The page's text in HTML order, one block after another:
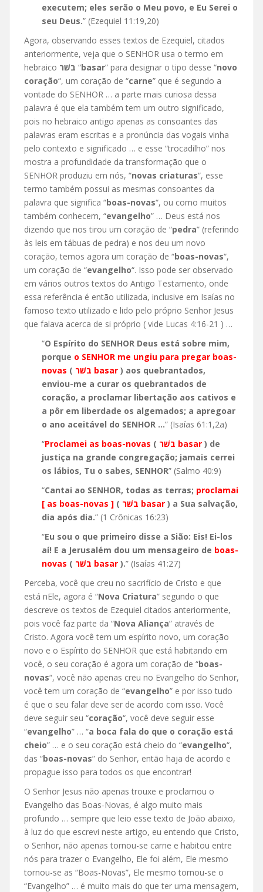
executem; eles serão o Meu povo, e Eu Serei o
seu Deus.” (Ezequiel 11:19,20)
Agora, observando esses textos de Ezequiel, citados
anteriormente, veja que o SENHOR usa o termo em
hebraico
“basar” para designar o tipo desse “novo
coração“, um coração de “carne” que é segundo a
vontade do SENHOR … a parte mais curiosa dessa
palavra é que ela também tem um outro significado,
pois no hebraico antigo apenas as consoantes das
palavras eram escritas e a pronúncia das vogais vinha
pelo contexto e significado … e esse “trocadilho” nos
mostra a profundidade da transformação que o
SENHOR produziu em nós, “novas criaturas“, esse
termo também possui as mesmas consoantes da
palavra que significa “boas-novas“, ou como muitos
também conhecem, “evangelho” … Deus está nos
dizendo que nos tirou um coração de “pedra” (referindo
às leis em tábuas de pedra) e nos deu um novo
coração, temos agora um coração de “boas-novas“,
um coração de “evangelho“. Isso pode ser observado
em vários outros textos do Antigo Testamento, onde
essa referência é então utilizada, inclusive em Isaías no
famoso texto utilizado e lido pelo próprio Senhor Jesus
que falava acerca de si próprio ( vide Lucas 4:16-21 ) …
“O Espírito do SENHOR Deus está sobre mim,
porque o SENHOR me ungiu para pregar boas-
novas ( בשׁר basar ) aos quebrantados,
enviou-me a curar os quebrantados de
coração, a proclamar libertação aos cativos e
a pôr em liberdade os algemados; a apregoar
o ano aceitável do SENHOR …” (Isaías 61:1,2a)
“Proclamei as boas-novas ( בשׁר basar ) de
justiça na grande congregação; jamais cerrei
os lábios, Tu o sabes, SENHOR” (Salmo 40:9)
“Cantai ao SENHOR, todas as terras; proclamai
[ as boas-novas ] ( בשׁר basar ) a Sua salvação,
dia após dia.” (1 Crônicas 16:23)
“Eu sou o que primeiro disse a Sião: Eis! Ei-los
aí! E a Jerusalém dou um mensageiro de boas-
novas ( בשׁר basar ).” (Isaías 41:27)
Perceba, você que creu no sacrifício de Cristo e que
está nEle, agora é “Nova Criatura” segundo o que
descreve os textos de Ezequiel citados anteriormente,
pois você faz parte da “Nova Aliança” através de
Cristo. Agora você tem um espírito novo, um coração
novo e o Espírito do SENHOR que está habitando em
você, o seu coração é agora um coração de “boas-
novas“, você não apenas creu no Evangelho do Senhor,
você tem um coração de “evangelho” e por isso tudo
é que o seu falar deve ser de acordo com isso. Você
deve seguir seu “coração“, você deve seguir esse
“evangelho” … “a boca fala do que o coração está
cheio” … e o seu coração está cheio do “evangelho“,
das “boas-novas” do Senhor, então haja de acordo e
propague isso para todos os que encontrar!
O Senhor Jesus não apenas trouxe e proclamou o
Evangelho das Boas-Novas, é algo muito mais
profundo … sempre que leio esse texto de João abaixo,
à luz do que escrevi neste artigo, eu entendo que Cristo,
o Senhor, não apenas tornou-se carne e habitou entre
nós para trazer o Evangelho, Ele foi além, Ele mesmo
tornou-se as “Boas-Novas”, Ele mesmo tornou-se o
“Evangelho” … é muito mais do que ter uma mensagem,